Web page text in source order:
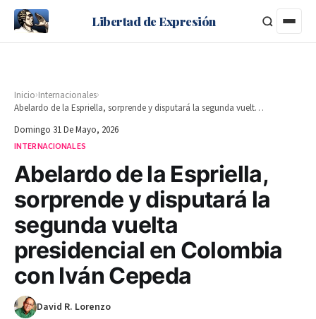
Libertad de Expresión
Inicio›Internacionales›
Abelardo de la Espriella, sorprende y disputará la segunda vuelta presidencial en Colombia con Iván Cepeda
Domingo 31 De Mayo, 2026
INTERNACIONALES
Abelardo de la Espriella,
sorprende y disputará la
segunda vuelta
presidencial en Colombia
con Iván Cepeda
David R. Lorenzo